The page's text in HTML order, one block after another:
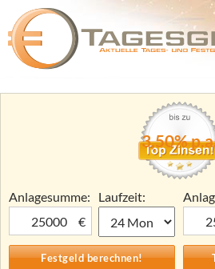
Zum
3,50%
Anlagesumme:
€
Laufzeit: